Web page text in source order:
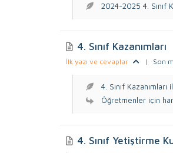
2024-2025 4. Sınıf
4. Sınıf Kazanımları
İlk yazı ve cevaplar | Son
4. Sınıf
Öğretmenler için
4. Sınıf Yetiştirme